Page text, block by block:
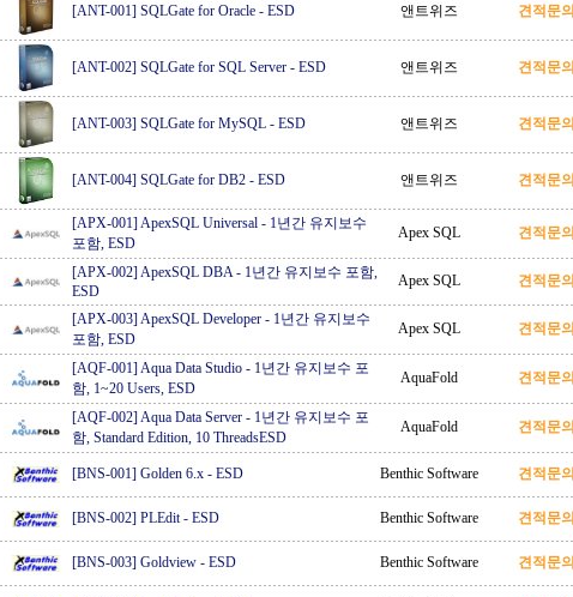
[ANT-001] SQLGate for Oracle - ESD 앤트위즈 견적문의
[ANT-002] SQLGate for SQL Server - ESD 앤트위즈 견적문의
[ANT-003] SQLGate for MySQL - ESD 앤트위즈 견적문의
[ANT-004] SQLGate for DB2 - ESD 앤트위즈 견적문의
[APX-001] ApexSQL Universal - 1년간 유지보수
포함, ESD
Apex SQL 견적문의
[APX-002] ApexSQL DBA- 1년간 유지보수 포함,
ESD
Apex SQL 견적문의
[APX-003] ApexSQL Developer - 1년간 유지보수
포함, ESD
Apex SQL 견적문의
[AQF-001] Aqua Data Studio - 1년간 유지보수 포
함, 1~20 Users, ESD
AquaFold 견적문의
[AQF-002] Aqua Data Server - 1년간 유지보수 포
함, Standard Edition, 10 ThreadsESD
AquaFold 견적문의
[BNS-001] Golden 6.x - ESD Benthic Software 견적문의
[BNS-002] PLEdit- ESD Benthic Software 견적문의
[BNS-003] Goldview - ESD Benthic Software 견적문의